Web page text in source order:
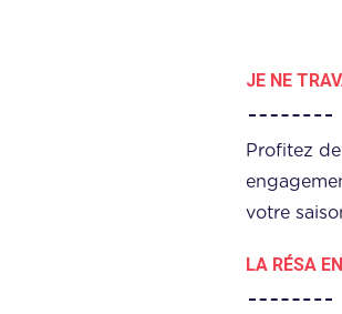
JE NE
Profitez
votre
LA RÉSA